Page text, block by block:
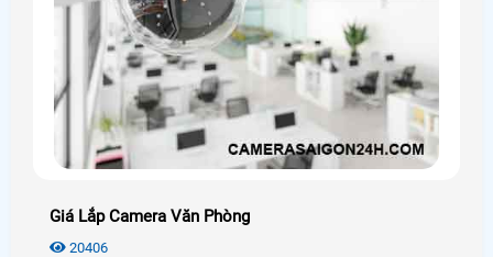
Giá Lắp Camera Văn Phòng
20406